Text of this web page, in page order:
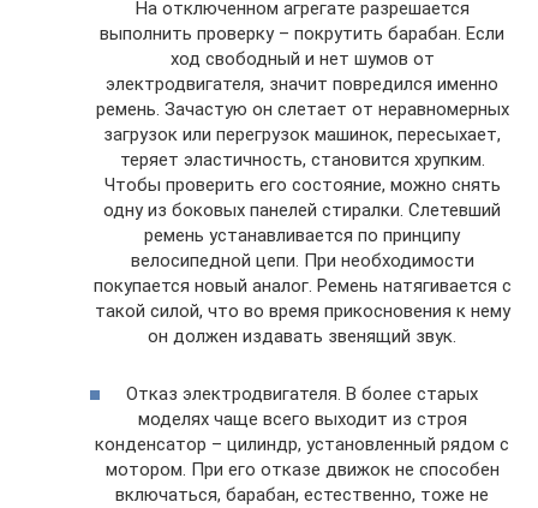
На отключенном агрегате разрешается
выполнить проверку – покрутить барабан. Если
ход свободный и нет шумов от
электродвигателя, значит повредился именно
ремень. Зачастую он слетает от неравномерных
загрузок или перегрузок машинок, пересыхает,
теряет эластичность, становится хрупким.
Чтобы проверить его состояние, можно снять
одну из боковых панелей стиралки. Слетевший
ремень устанавливается по принципу
велосипедной цепи. При необходимости
покупается новый аналог. Ремень натягивается с
такой силой, что во время прикосновения к нему
он должен издавать звенящий звук.
Отказ электродвигателя. В более старых
моделях чаще всего выходит из строя
конденсатор – цилиндр, установленный рядом с
мотором. При его отказе движок не способен
включаться, барабан, естественно, тоже не